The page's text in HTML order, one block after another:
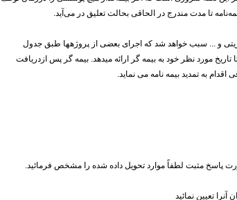
تا مدت مندرج در الحاقی بحالت تعلیق در می‌آید.
و ... سبب خواهد شد که اجرای بعضی از پروژهها طبق جدول
مورد نظر خود به بیمه گر ارائه میدهد. بیمه گر پس ازدریافت
به تمدید بیمه نامه می نماید.